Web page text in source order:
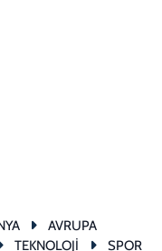
AVRUPA
TEKNOLOJİ SPOR